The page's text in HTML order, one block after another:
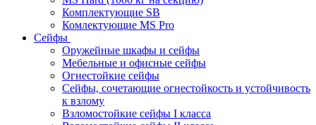
Комплектующие SB
Комлектующие MS Pro
Сейфы
Оружейные шкафы и сейфы
Мебельные и офисные сейфы
Огнестойкие сейфы
Сейфы, сочетающие огнестойкость и устойчивость
к взлому
Взломостойкие сейфы I класса